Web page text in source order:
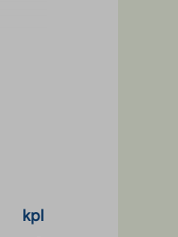
kpl